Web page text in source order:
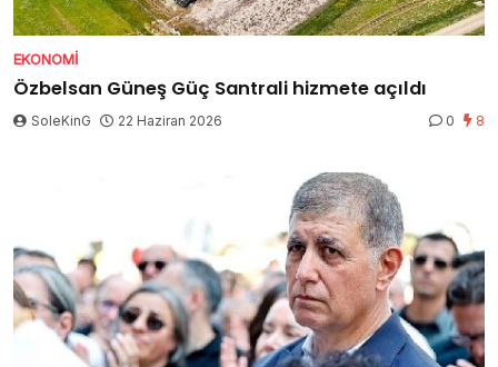
EKONOMI
Özbelsan Güneş Güç Santrali hizmete açıldı
SoleKinG 22 Haziran 2026 0 8